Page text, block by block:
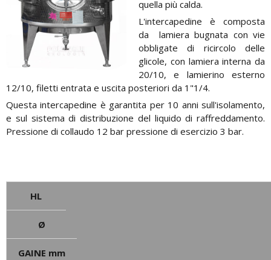
quel­la più calda.
L'intercapedine è composta
da lamiera bugnata con vie
obbligate di ricircolo delle
glicole, con lamiera interna da
20/10, e lamierino esterno
12/10, filetti en­trata e uscita posteriori da 1"1/4.
Questa intercapedine è garantita per 10 anni sull'isolamen­to,
e sul sistema di distribuzione del liquido di raffredda­mento.
Pressione di collaudo 12 bar pressione di esercizio 3 bar.
HL
Ø
GAINE mm